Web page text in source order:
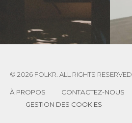
© 2026 FOLKR. ALL RIGHTS RESERVED.
À PROPOS
CONTACTEZ-NOUS
GESTION DES COOKIES